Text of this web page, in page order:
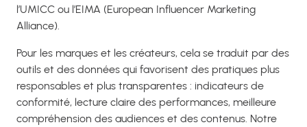
l’UMICC ou l’EIMA (European Influencer Marketing
Alliance).
Pour les marques et les créateurs, cela se traduit par des
outils et des données qui favorisent des pratiques plus
responsables et plus transparentes : indicateurs de
conformité, lecture claire des performances, meilleure
compréhension des audiences et des contenus. Notre